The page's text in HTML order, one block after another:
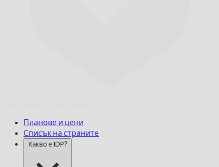
Планове и цени
Списък на страните
Какво е IDP?